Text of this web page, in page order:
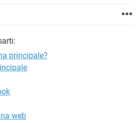
principale?
web